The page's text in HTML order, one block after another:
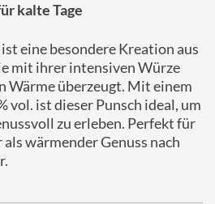
kalte Tage
ist eine besondere Kreation aus
mit ihrer intensiven Würze
Wärme überzeugt. Mit einem
vol. ist dieser Punsch ideal, um
zu erleben. Perfekt für
wärmender Genuss nach